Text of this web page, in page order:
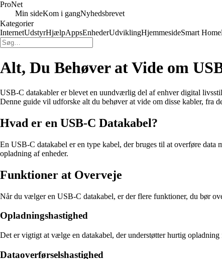
ProNet
Min sideKom i gangNyhedsbrevet
Kategorier
InternetUdstyrHjælpAppsEnhederUdviklingHjemmesideSmart Home
Alt, Du Behøver at Vide om
USB-C datakabler er blevet en uundværlig del af enhver digital
Denne guide vil udforske alt du behøver at vide om disse kabler, fra
Hvad er en USB-C Datakabel?
En USB-C datakabel er en type kabel, der bruges til at overføre
opladning af enheder.
Funktioner at Overveje
Når du vælger en USB-C datakabel, er der flere funktioner, du bør
Opladningshastighed
Det er vigtigt at vælge en datakabel, der understøtter hurtig
Dataoverførselshastighed